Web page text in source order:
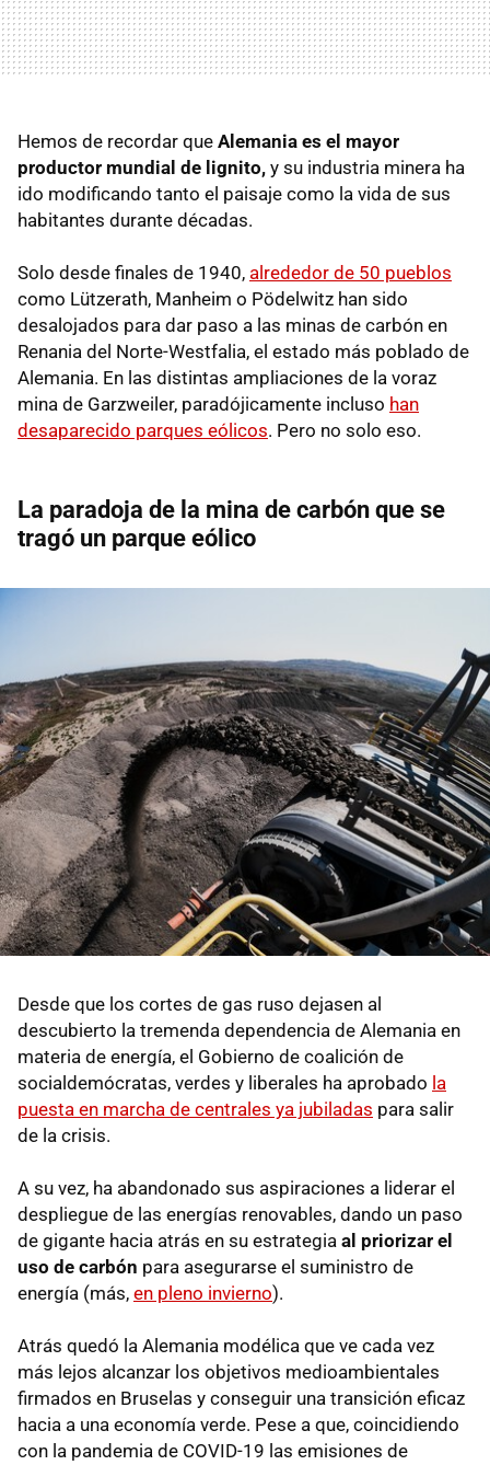
Hemos de recordar que Alemania es el mayor
productor mundial de lignito, y su industria minera ha
ido modificando tanto el paisaje como la vida de sus
habitantes durante décadas.
Solo desde finales de 1940, alrededor de 50 pueblos
como Lützerath, Manheim o Pödelwitz han sido
desalojados para dar paso a las minas de carbón en
Renania del Norte-Westfalia, el estado más poblado de
Alemania. En las distintas ampliaciones de la voraz
mina de Garzweiler, paradójicamente incluso han
desaparecido parques eólicos. Pero no solo eso.
La paradoja de la mina de carbón que se
tragó un parque eólico
Desde que los cortes de gas ruso dejasen al
descubierto la tremenda dependencia de Alemania en
materia de energía, el Gobierno de coalición de
socialdemócratas, verdes y liberales ha aprobado la
puesta en marcha de centrales ya jubiladas para salir
de la crisis.
A su vez, ha abandonado sus aspiraciones a liderar el
despliegue de las energías renovables, dando un paso
de gigante hacia atrás en su estrategia al priorizar el
uso de carbón para asegurarse el suministro de
energía (más, en pleno invierno).
Atrás quedó la Alemania modélica que ve cada vez
más lejos alcanzar los objetivos medioambientales
firmados en Bruselas y conseguir una transición eficaz
hacia a una economía verde. Pese a que, coincidiendo
con la pandemia de COVID-19 las emisiones de